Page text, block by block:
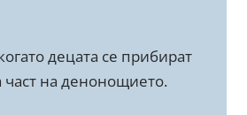
децата се прибират
част на денонощието.